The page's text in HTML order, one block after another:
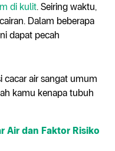
di kulit. Seiring waktu,
Dalam beberapa
dapat pecah
cacar air sangat umum
kamu kenapa tubuh
Air dan Faktor Risiko